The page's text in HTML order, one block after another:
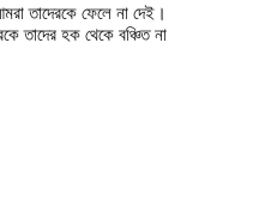
তাদেরকে ফেলে না দেই।
তাদের হক থেকে বঞ্চিত না